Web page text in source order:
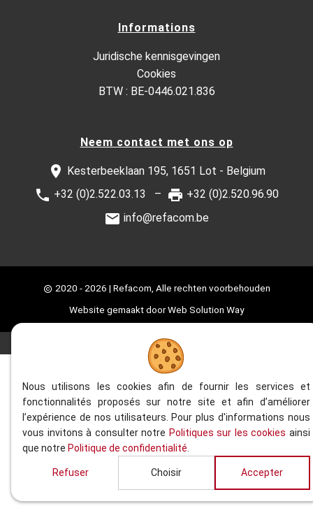
Nous utilisons les cookies afin de fournir les services et
fonctionnalités proposés sur notre site et afin d’améliorer
l’expérience de nos utilisateurs. Pour plus d'informations nous
vous invitons à consulter notre Politiques sur les cookies ainsi
que notre Politique de confidentialité
Refuser Choisir Accepter
Informations
Juridische kennisgevingen
Cookies
BTW : BE-0446.021.836
Neem contact met ons op
Kesterbeeklaan 195, 1651 Lot - Belgium
+32 (0)2.522.03.13
+32 (0)2.520.96.90
info@refacom.be
2020 - 2026 | Refacom, Alle rechten voorbehouden
Website gemaakt doorWeb Solution Way